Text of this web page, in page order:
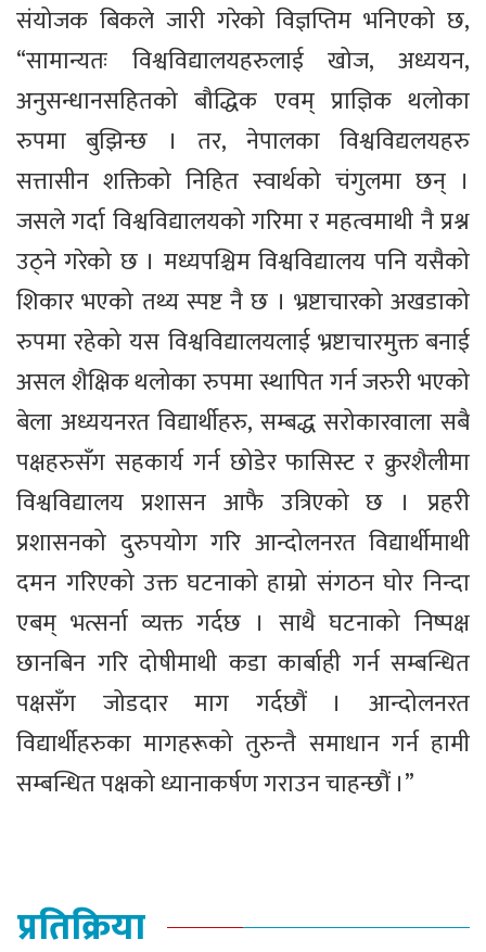
संयोजक बिकले जारी गरेको विज्ञप्तिम भनिएको छ,
“सामान्यतः विश्वविद्यालयहरुलाई खोज, अध्ययन,
अनुसन्धानसहितको बौद्धिक एवम् प्राज्ञिक थलोका
रुपमा बुझिन्छ । तर, नेपालका विश्वविद्यलयहरु
सत्तासीन शक्तिको निहित स्वार्थको चंगुलमा छन् ।
जसले गर्दा विश्वविद्यालयको गरिमा र महत्वमाथी नै प्रश्न
उठ्ने गरेको छ । मध्यपश्चिम विश्वविद्यालय पनि यसैको
शिकार भएको तथ्य स्पष्ट नै छ । भ्रष्टाचारको अखडाको
रुपमा रहेको यस विश्वविद्यालयलाई भ्रष्टाचारमुक्त बनाई
असल शैक्षिक थलोका रुपमा स्थापित गर्न जरुरी भएको
बेला अध्ययनरत विद्यार्थीहरु, सम्बद्ध सरोकारवाला सबै
पक्षहरुसँग सहकार्य गर्न छोडेर फासिस्ट र क्रुरशैलीमा
विश्वविद्यालय प्रशासन आफै उत्रिएको छ । प्रहरी
प्रशासनको दुरुपयोग गरि आन्दोलनरत विद्यार्थीमाथी
दमन गरिएको उक्त घटनाको हाम्रो संगठन घोर निन्दा
एबम् भत्सर्ना व्यक्त गर्दछ । साथै घटनाको निष्पक्ष
छानबिन गरि दोषीमाथी कडा कार्बाही गर्न सम्बन्धित
पक्षसँग जोडदार माग गर्दछौं । आन्दोलनरत
विद्यार्थीहरुका मागहरूको तुरुन्तै समाधान गर्न हामी
सम्बन्धित पक्षको ध्यानाकर्षण गराउन चाहन्छौं ।”
प्रतिक्रिया